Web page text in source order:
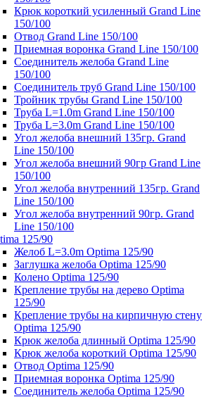
Крюк короткий усиленный Grand Line
150/100
Отвод Grand Line 150/100
Приемная воронка Grand Line 150/100
Соединитель желоба Grand Line
150/100
Соединитель труб Grand Line 150/100
Тройник трубы Grand Line 150/100
Труба L=1.0m Grand Line 150/100
Труба L=3.0m Grand Line 150/100
Угол желоба внешний 135гр. Grand
Line 150/100
Угол желоба внешний 90гр Grand Line
150/100
Угол желоба внутренний 135гр. Grand
Line 150/100
Угол желоба внутренний 90гр. Grand
Line 150/100
125/90
Желоб L=3.0m Optima 125/90
Заглушка желоба Optima 125/90
Колено Optima 125/90
Крепление трубы на дерево Optima
125/90
Крепление трубы на кирпичную стену
Optima 125/90
Крюк желоба длинный Optima 125/90
Крюк желоба короткий Optima 125/90
Отвод Optima 125/90
Приемная воронка Optima 125/90
Соединитель желоба Optima 125/90